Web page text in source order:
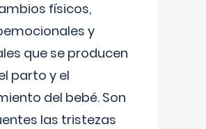
físicos,
y
que se producen
parto y el
del bebé. Son
las tristezas